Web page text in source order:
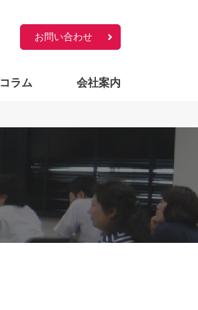
お問い合わせ
コラム 会社案内